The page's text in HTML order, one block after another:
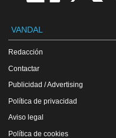
VANDAL
Redacción
Contactar
Publicidad / Advertising
Política de privacidad
Aviso legal
Política de cookies